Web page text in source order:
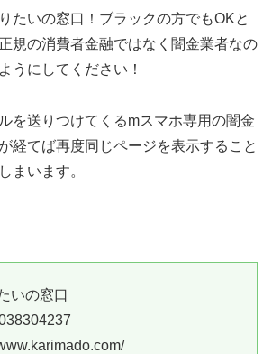
たいの窓口！ブラックの方でもOKと
規の消費者金融ではなく闇金業者なの
うにしてください！
を送りつけてくるmスマホ専用の闇金
経てば再度同じページを表示すること
まいます。
いの窓口